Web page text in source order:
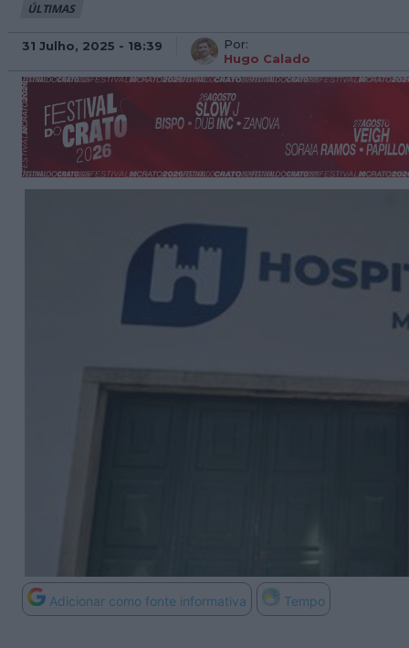
ÚLTIMAS
31 Julho, 2025 - 18:39
Por:
Hugo Calado
Adicionar como fonte informativa Tempo